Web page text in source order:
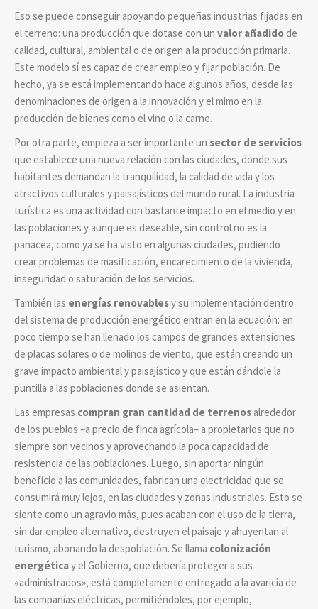
Eso se puede conseguir apoyando pequeñas industrias fijadas en
el terreno: una producción que dotase con un valor añadidode
calidad, cultural, ambiental o de origen a la producción primaria.
Este modelo sí es capaz de crear empleo y fijar población. De
hecho, ya se está implementando hace algunos años, desde las
denominaciones de origen a la innovación y el mimo en la
producción de bienes como el vino o la carne.
Por otra parte, empieza a ser importante un sector de servicios
que establece una nueva relación con las ciudades, donde sus
habitantes demandan la tranquilidad, la calidad de vida y los
atractivos culturales y paisajísticos del mundo rural. La industria
turística es una actividad con bastante impacto en el medio y en
las poblaciones y aunque es deseable, sin control no es la
panacea, como ya se ha visto en algunas ciudades, pudiendo
crear problemas de masificación, encarecimiento de la vivienda,
inseguridad o saturación de los servicios.
También las energías renovablesy su implementación dentro
del sistema de producción energético entran en la ecuación: en
poco tiempo se han llenado los campos de grandes extensiones
de placas solares o de molinos de viento, que están creando un
grave impacto ambiental y paisajístico y que están dándole la
puntilla a las poblaciones donde se asientan.
Las empresas compran gran cantidad de terrenos alrededor
de los pueblos –a precio de finca agrícola– a propietarios que no
siempre son vecinos y aprovechando la poca capacidad de
resistencia de las poblaciones. Luego, sin aportar ningún
beneficio a las comunidades, fabrican una electricidad que se
consumirá muy lejos, en las ciudades y zonas industriales. Esto se
siente como un agravio más, pues acaban con el uso de la tierra,
sin dar empleo alternativo, destruyen el paisaje y ahuyentan al
turismo, abonando la despoblación. Se llama colonización
energéticay el Gobierno, que debería proteger a sus
«administrados», está completamente entregado a la avaricia de
las compañías eléctricas, permitiéndoles, por ejemplo,